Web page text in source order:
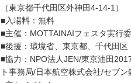
（東京都千代田区外神田4-14-1）
■入場料：無料
■主催：MOTTAINAIフェスタ実行
■後援：環境省、東京都、千代田区
■協力：NPO法人JEN/東京油田
ト事務局/日本航空株式会社/セブ